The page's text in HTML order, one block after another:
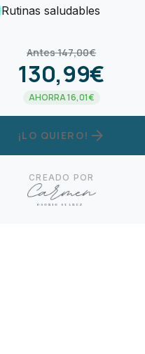
Rutinas saludables
Antes 147,00€
130,99€
AHORRA 16,01€
¡LO QUIERO! arrow_forward
CREADO POR